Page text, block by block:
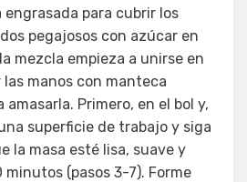
para cubrir los
pegajosos con azúcar en
mezcla empieza a unirse en
manos con manteca
Primero, en el bol y,
superficie de trabajo y siga
la masa esté lisa, suave y
(pasos 3-7). Forme